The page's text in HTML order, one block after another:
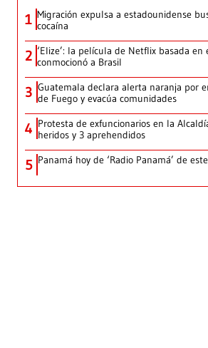
1 Migración expulsa a estadounidense
cocaína
2 ‘Elize’: la película de Netflix basada
conmocionó a Brasil
3 Guatemala declara alerta naranja por
de Fuego y evacúa comunidades
4 Protesta de exfuncionarios en la
heridos y 3 aprehendidos
5 Panamá hoy de ‘Radio Panamá’ de